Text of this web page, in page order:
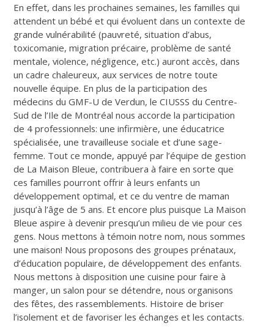
En effet, dans les prochaines semaines, les familles qui
attendent un bébé et qui évoluent dans un contexte de
grande vulnérabilité (pauvreté, situation d’abus,
toxicomanie, migration précaire, problème de santé
mentale, violence, négligence, etc.) auront accès, dans
un cadre chaleureux, aux services de notre toute
nouvelle équipe. En plus de la participation des
médecins du GMF-U de Verdun, le CIUSSS du Centre-
Sud de l’Ile de Montréal nous accorde la participation
de 4 professionnels: une infirmière, une éducatrice
spécialisée, une travailleuse sociale et d’une sage-
femme. Tout ce monde, appuyé par l’équipe de gestion
de La Maison Bleue, contribuera à faire en sorte que
ces familles pourront offrir à leurs enfants un
développement optimal, et ce du ventre de maman
jusqu’à l’âge de 5 ans. Et encore plus puisque La Maison
Bleue aspire à devenir presqu’un milieu de vie pour ces
gens. Nous mettons à témoin notre nom, nous sommes
une maison! Nous proposons des groupes prénataux,
d’éducation populaire, de développement des enfants.
Nous mettons à disposition une cuisine pour faire à
manger, un salon pour se détendre, nous organisons
des fêtes, des rassemblements. Histoire de briser
l’isolement et de favoriser les échanges et les contacts.